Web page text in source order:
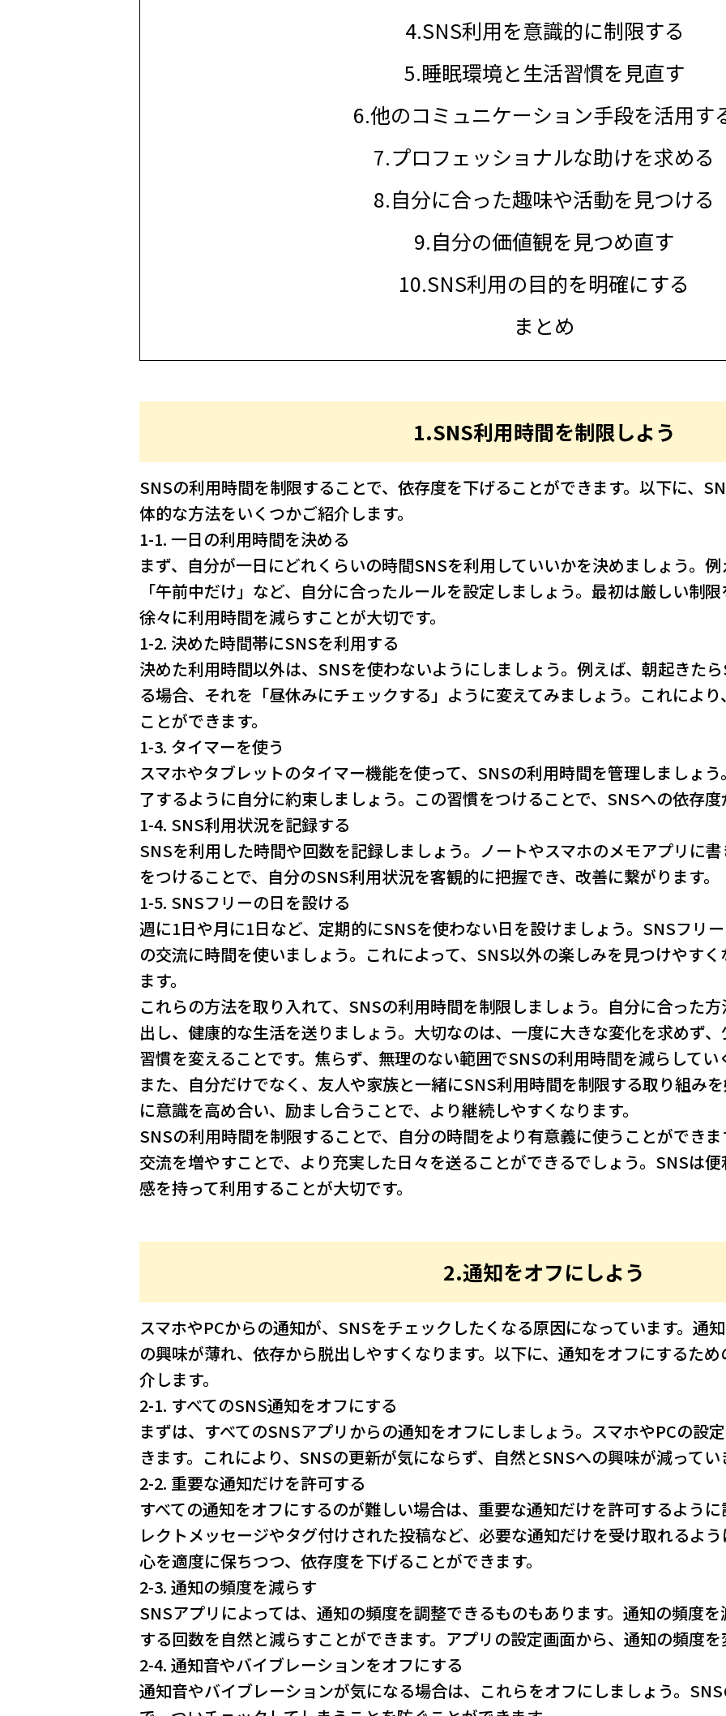
4.SNS利用を意識的に制限する
5.睡眠環境と生活習慣を見直す
6.他のコミュニケーション手段を活用す
7.プロフェッショナルな助けを求める
8.自分に合った趣味や活動を見つける
9.自分の価値観を見つめ直す
10.SNS利用の目的を明確にする
まとめ
1.SNS利用時間を制限しよう
SNSの利用時間を制限することで、依存度を下げることができます。以下に、
体的な方法をいくつかご紹介します。
1-1. 一日の利用時間を決める
まず、自分が一日にどれくらいの時間SNSを利用していいかを決めましょう。
「午前中だけ」など、自分に合ったルールを設定しましょう。最初は厳しい制
徐々に利用時間を減らすことが大切です。
1-2. 決めた時間帯にSNSを利用する
決めた利用時間以外は、SNSを使わないようにしましょう。例えば、朝起きた
る場合、それを「昼休みにチェックする」ように変えてみましょう。これによ
ことができます。
1-3. タイマーを使う
スマホやタブレットのタイマー機能を使って、SNSの利用時間を管理しましょ
了するように自分に約束しましょう。この習慣をつけることで、SNSへの依存
1-4. SNS利用状況を記録する
SNSを利用した時間や回数を記録しましょう。ノートやスマホのメモアプリに
をつけることで、自分のSNS利用状況を客観的に把握でき、改善に繋がります。
1-5. SNSフリーの日を設ける
週に1日や月に1日など、定期的にSNSを使わない日を設けましょう。SNSフリ
の交流に時間を使いましょう。これによって、SNS以外の楽しみを見つけやす
ます。
これらの方法を取り入れて、SNSの利用時間を制限しましょう。自分に合った
出し、健康的な生活を送りましょう。大切なのは、一度に大きな変化を求めず
習慣を変えることです。焦らず、無理のない範囲でSNSの利用時間を減らして
また、自分だけでなく、友人や家族と一緒にSNS利用時間を制限する取り組み
に意識を高め合い、励まし合うことで、より継続しやすくなります。
SNSの利用時間を制限することで、自分の時間をより有意義に使うことができ
交流を増やすことで、より充実した日々を送ることができるでしょう。SNSは
感を持って利用することが大切です。
2.通知をオフにしよう
スマホやPCからの通知が、SNSをチェックしたくなる原因になっています。通
の興味が薄れ、依存から脱出しやすくなります。以下に、通知をオフにするた
介します。
2-1. すべてのSNS通知をオフにする
まずは、すべてのSNSアプリからの通知をオフにしましょう。スマホやPCの設
きます。これにより、SNSの更新が気にならず、自然とSNSへの興味が減ってい
2-2. 重要な通知だけを許可する
すべての通知をオフにするのが難しい場合は、重要な通知だけを許可するよう
レクトメッセージやタグ付けされた投稿など、必要な通知だけを受け取れるよ
心を適度に保ちつつ、依存度を下げることができます。
2-3. 通知の頻度を減らす
SNSアプリによっては、通知の頻度を調整できるものもあります。通知の頻度
する回数を自然と減らすことができます。アプリの設定画面から、通知の頻度
2-4. 通知音やバイブレーションをオフにする
通知音やバイブレーションが気になる場合は、これらをオフにしましょう。